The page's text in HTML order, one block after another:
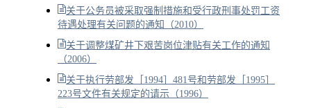
关于公务员被采取强制措施和受行政刑事处罚工资
待遇处理有关问题的通知（2010）
关于调整煤矿井下艰苦岗位津贴有关工作的通知
（2006）
关于执行劳部发［1994］481号和劳部发［1995］
223号文件有关规定的请示（1996）